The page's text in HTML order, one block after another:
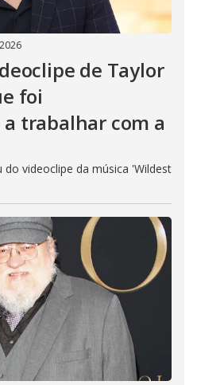
de Taylor
foi
trabalhar com a
videoclipe da música 'Wildest